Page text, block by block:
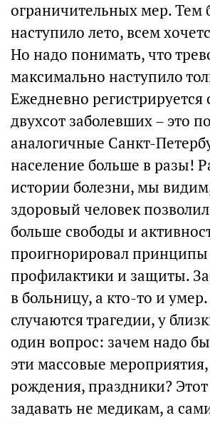
ограничительных мер. Тем
наступило лето, всем
Но надо понимать, что
максимально наступило
Ежедневно
двухсот заболевших – это
аналогичные Санкт-
население больше в разы!
истории болезни, мы
здоровый человек
больше свободы и
проигнорировал принципы
профилактики и защиты.
в больницу, а кто-то и
случаются трагедии, у
один вопрос: зачем надо
эти массовые
рождения, праздники?
задавать не медикам, а